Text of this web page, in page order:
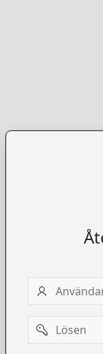
Användare
Password